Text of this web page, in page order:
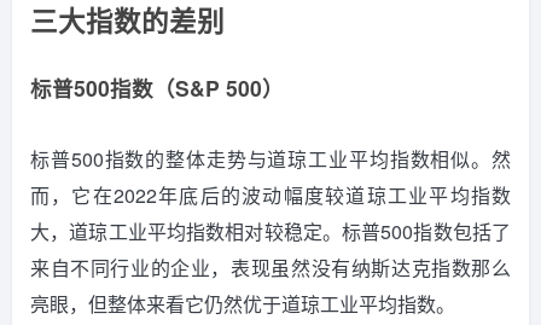
三大指数的差别
标普500指数（S&P 500）
标普500指数的整体走势与道琼工业平均指数相似。 然
而，它在2022年底后的波动幅度较道琼工业平均指数
大，道琼工业平均指数相对较稳定。标普500指数包括了
来自不同行业的企业，表现虽然没有纳斯达克指数那么
亮眼，但整体来看它仍然优于道琼工业平均指数。